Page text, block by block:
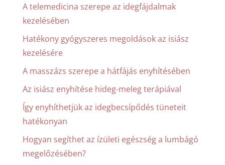
A telemedicina szerepe az idegfájdalmak
kezelésében
Hatékony gyógyszeres megoldások az isiász
kezelésére
A masszázs szerepe a hátfájás enyhítésében
Az isiász enyhítése hideg-meleg terápiával
Így enyhíthetjük az idegbecsípődés tüneteit
hatékonyan
Hogyan segíthet az ízületi egészség a lumbágó
megelőzésében?